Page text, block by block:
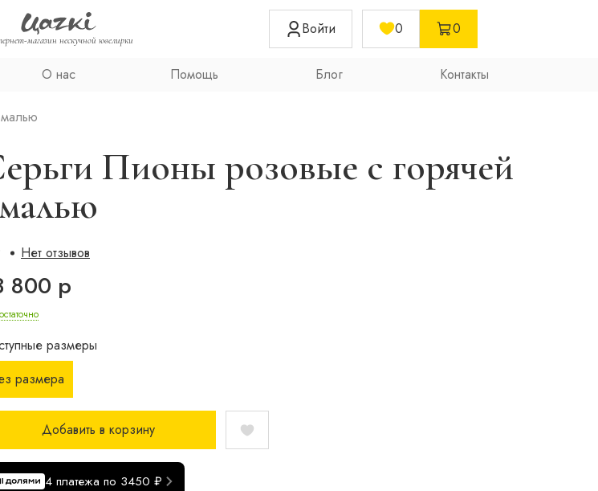
магазин нескучной ювелирки
Войти 0 0
О нас Помощь Блог Контакты
Пионы розовые с горячей
Нет отзывов
800 р
размеры
размера
Добавить в корзину
4 платежа по 3450 ₽